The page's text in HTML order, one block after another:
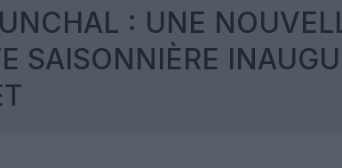
: UNE
SAISONNIÈRE